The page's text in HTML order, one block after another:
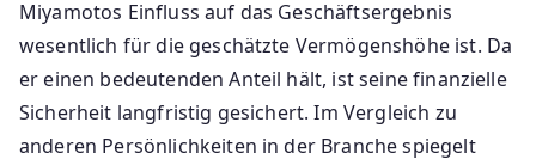
Miyamotos Einfluss auf das Geschäftsergebnis
wesentlich für die geschätzte Vermögenshöhe ist. Da
er einen bedeutenden Anteil hält, ist seine finanzielle
Sicherheit langfristig gesichert. Im Vergleich zu
anderen Persönlichkeiten in der Branche spiegelt